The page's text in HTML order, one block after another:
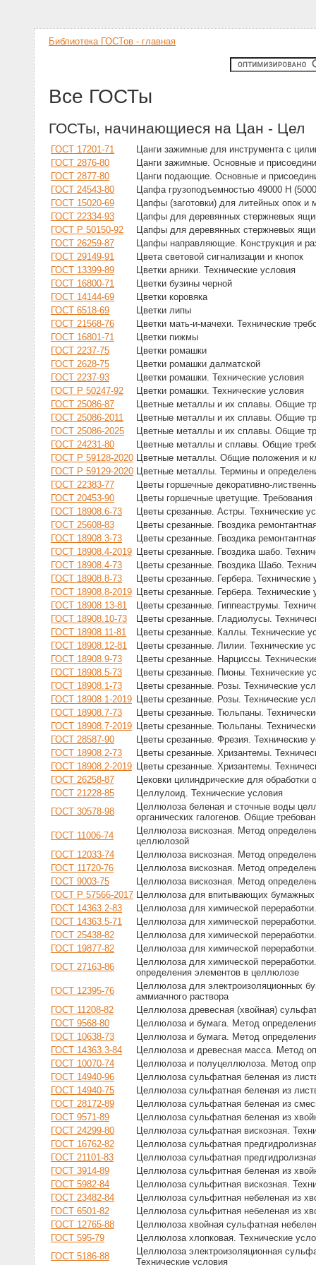
Библиотека ГОСТов - главная
Все ГОСТы
ГОСТы, начинающиеся на Цан - Цел
ГОСТ 17201-71
Цанги зажимные для инструмента с
ГОСТ 2876-80
Цанги зажимные. Основные и
ГОСТ 2877-80
Цанги подающие. Основные и
ГОСТ 24543-80
Цапфа грузоподъемностью 49000 Н
ГОСТ 15020-69
Цапфы (заготовки) для литейных опок и
ГОСТ 22334-93
Цапфы для деревянных стержневых
ГОСТ Р 50150-92
Цапфы для деревянных стержневых
ГОСТ 26259-87
Цапфы направляющие. Конструкция и
ГОСТ 29149-91
Цвета световой сигнализации и кнопок
ГОСТ 13399-89
Цветки арники. Технические условия
ГОСТ 16800-71
Цветки бузины черной
ГОСТ 14144-69
Цветки коровяка
ГОСТ 6518-69
Цветки липы
ГОСТ 21568-76
Цветки мать-и-мачехи. Технические
ГОСТ 16801-71
Цветки пижмы
ГОСТ 2237-75
Цветки ромашки
ГОСТ 2628-75
Цветки ромашки далматской
ГОСТ 2237-93
Цветки ромашки. Технические условия
ГОСТ Р 50247-92
Цветки ромашки. Технические условия
ГОСТ 25086-87
Цветные металлы и их сплавы. Общие
ГОСТ 25086-2011
Цветные металлы и их сплавы. Общие
ГОСТ 25086-2025
Цветные металлы и их сплавы. Общие
ГОСТ 24231-80
Цветные металлы и сплавы. Общие
ГОСТ Р 59128-2020 Цветные металлы. Общие положения и
ГОСТ Р 59129-2020 Цветные металлы. Термины и
ГОСТ 22383-77
Цветы горшечные декоративно-
ГОСТ 20453-90
Цветы горшечные цветущие. Требования
ГОСТ 18908.6-73
Цветы срезанные. Астры. Технические
ГОСТ 25608-83
Цветы срезанные. Гвоздика
ГОСТ 18908.3-73
Цветы срезанные. Гвоздика
ГОСТ 18908.4-2019 Цветы срезанные. Гвоздика шабо.
ГОСТ 18908.4-73
Цветы срезанные. Гвоздика Шабо.
ГОСТ 18908.8-73
Цветы срезанные. Гербера. Технические
ГОСТ 18908.8-2019 Цветы срезанные. Гербера. Технические
ГОСТ 18908.13-81
Цветы срезанные. Гиппеаструмы.
ГОСТ 18908.10-73
Цветы срезанные. Гладиолусы.
ГОСТ 18908.11-81
Цветы срезанные. Каллы. Технические
ГОСТ 18908.12-81
Цветы срезанные. Лилии. Технические
ГОСТ 18908.9-73
Цветы срезанные. Нарциссы.
ГОСТ 18908.5-73
Цветы срезанные. Пионы. Технические
ГОСТ 18908.1-73
Цветы срезанные. Розы. Технические
ГОСТ 18908.1-2019 Цветы срезанные. Розы. Технические
ГОСТ 18908.7-73
Цветы срезанные. Тюльпаны.
ГОСТ 18908.7-2019 Цветы срезанные. Тюльпаны.
ГОСТ 28587-90
Цветы срезанные. Фрезия. Технические
ГОСТ 18908.2-73
Цветы срезанные. Хризантемы.
ГОСТ 18908.2-2019 Цветы срезанные. Хризантемы.
ГОСТ 26258-87
Цековки цилиндрические для
ГОСТ 21228-85
Целлулоид. Технические условия
ГОСТ 30578-98
Целлюлоза беленая и сточные воды
органических галогенов. Общие
ГОСТ 11006-74
Целлюлоза вискозная. Метод
целлюлозой
ГОСТ 12033-74
Целлюлоза вискозная. Метод
ГОСТ 11720-76
Целлюлоза вискозная. Метод
ГОСТ 9003-75
Целлюлоза вискозная. Метод
ГОСТ Р 57566-2017 Целлюлоза для впитывающих бумажных
ГОСТ 14363.2-83
Целлюлоза для химической
ГОСТ 14363.5-71
Целлюлоза для химической
ГОСТ 25438-82
Целлюлоза для химической
ГОСТ 19877-82
Целлюлоза для химической
ГОСТ 27163-86
Целлюлоза для химической
определения элементов в целлюлозе
ГОСТ 12395-76
Целлюлоза для электроизоляционных
аммиачного раствора
ГОСТ 11208-82
Целлюлоза древесная (хвойная)
ГОСТ 9568-80
Целлюлоза и бумага. Метод
ГОСТ 10638-73
Целлюлоза и бумага. Метод
ГОСТ 14363.3-84
Целлюлоза и древесная масса. Метод
ГОСТ 10070-74
Целлюлоза и полуцеллюлоза. Метод
ГОСТ 14940-96
Целлюлоза сульфатная беленая из
ГОСТ 14940-75
Целлюлоза сульфатная беленая из
ГОСТ 28172-89
Целлюлоза сульфатная беленая из
ГОСТ 9571-89
Целлюлоза сульфатная беленая из
ГОСТ 24299-80
Целлюлоза сульфатная вискозная.
ГОСТ 16762-82
Целлюлоза сульфатная
ГОСТ 21101-83
Целлюлоза сульфатная
ГОСТ 3914-89
Целлюлоза сульфитная беленая из
ГОСТ 5982-84
Целлюлоза сульфитная вискозная.
ГОСТ 23482-84
Целлюлоза сульфитная небеленая из
ГОСТ 6501-82
Целлюлоза сульфитная небеленая из
ГОСТ 12765-88
Целлюлоза хвойная сульфатная
ГОСТ 595-79
Целлюлоза хлопковая. Технические
ГОСТ 5186-88
Целлюлоза электроизоляционная
Технические условия